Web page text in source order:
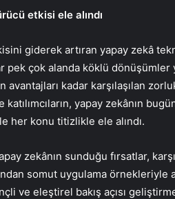
etkisi ele alındı
giderek artıran yapay zekâ
pek çok alanda köklü dönüşümler
avantajları kadar karşılaşılan
yapay zekânın
her konu titizlikle ele alındı.
zekânın sunduğu fırsatlar,
somut uygulama örnekleriyle
ve eleştirel bakış açısı